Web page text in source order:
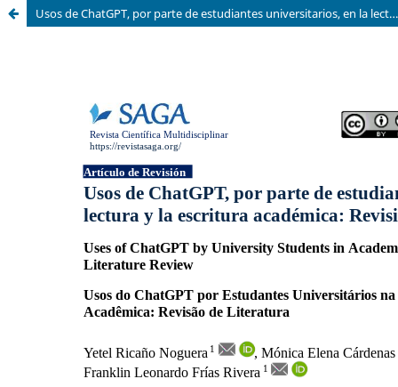
Usos de ChatGPT, por parte de estudiantes universitarios, en la lectura y la escritura académica: Revisión de literatura